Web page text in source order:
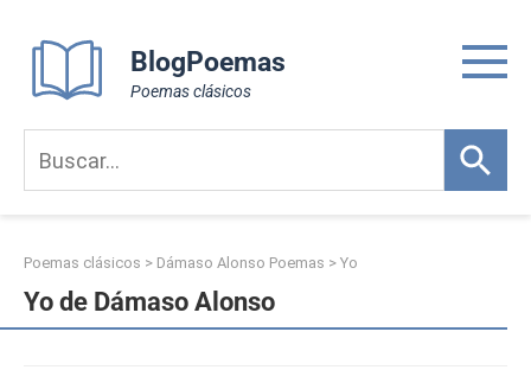
content
BlogPoemas
Poemas clásicos
Poemas clásicos > Dámaso Alonso Poemas > Yo
Yo de Dámaso Alonso